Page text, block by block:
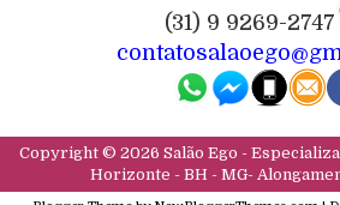
(31) 9 9269-2747
Copyright © 2026 Salão Ego -
Horizonte - BH - MG-